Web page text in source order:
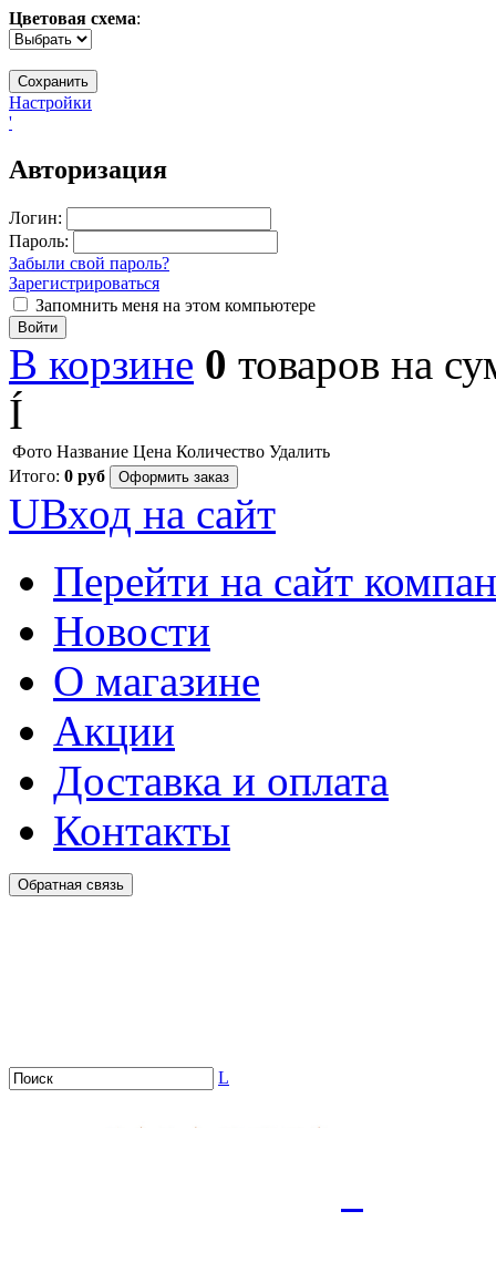
Цветовая схема:
Настройки
'
Авторизация
Логин:
Пароль:
Забыли свой пароль?
Зарегистрироваться
Запомнить меня на этом компьютере
Войти
В корзине 0 товаров на
Í
Фото Название Цена Количество Удалить
Итого: 0 руб Оформить заказ
UВход на сайт
Перейти на сайт
Новости
О магазине
Акции
Доставка и оплата
Контакты
Обратная связь
L